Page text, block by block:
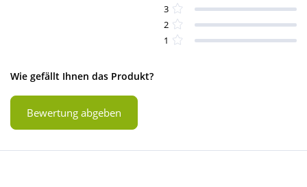
3
2
1
Wie gefällt Ihnen das Produkt?
Bewertung abgeben